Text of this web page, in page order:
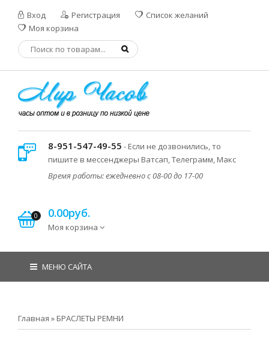
Вход Регистрация
Список желаний
Моя корзина
8-951-547-49-55 - Если не дозвонились, то
пишите в мессенджеры Ватсап, Телеграмм, Макс
Время работы: ежедневно с 08-00 до 17-00
0 0.00руб.
Моя корзина
МЕНЮ САЙТА
Главная » БРАСЛЕТЫ РЕМНИ